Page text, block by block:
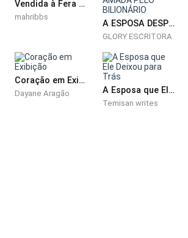
Vendida à Fera de Monteluz
mahribbs
A ESPOSA DESPREZADA É AMADA PELO BILIONÁRIO
GLORY ESCRITORA
Coração em Exibição
Dayane Aragão A Esposa que Ele Deixou para Trás
Temisan writes